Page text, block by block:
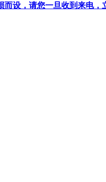
设，请您一旦收到来电，